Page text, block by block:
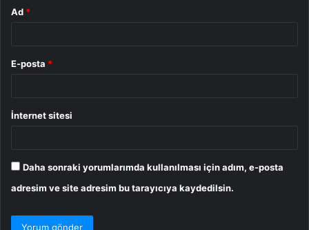
Ad *
E-posta *
İnternet sitesi
Daha sonraki yorumlarımda kullanılması için adım, e-posta
adresim ve site adresim bu tarayıcıya kaydedilsin.